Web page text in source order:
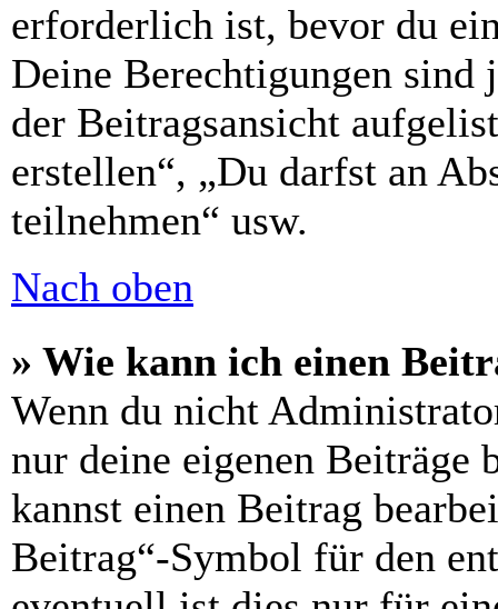
erforderlich ist, bevor du
Deine Berechtigungen sind
der Beitragsansicht
erstellen“, „Du darfst an
teilnehmen“ usw.
Nach oben
» Wie kann ich einen
Wenn du nicht
nur deine eigenen Beiträge
kannst einen Beitrag
Beitrag“-Symbol für den